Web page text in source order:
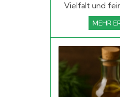
Vielfalt und
MEHR